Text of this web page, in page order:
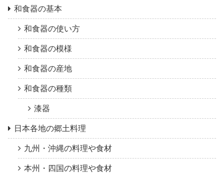
和食器の基本
和食器の使い方
和食器の模様
和食器の産地
和食器の種類
漆器
日本各地の郷土料理
九州・沖縄の料理や食材
本州・四国の料理や食材